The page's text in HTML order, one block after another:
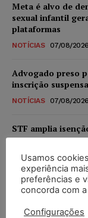
Meta é alvo de
sexual infantil
plataformas
NOTÍCIAS 07/08/2026
Advogado preso
inscrição
NOTÍCIAS 07/08/2026
STF amplia
novos para
DIREITO TRIBUTÁRIO
Justiça do
vendia canetas
Usamos
experiência
preferências e
concorda com
Configurações